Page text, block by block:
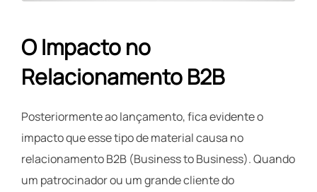
O Impacto no
Relacionamento B2B
Posteriormente ao lançamento, fica evidente o
impacto que esse tipo de material causa no
relacionamento B2B (Business to Business). Quando
um patrocinador ou um grande cliente do